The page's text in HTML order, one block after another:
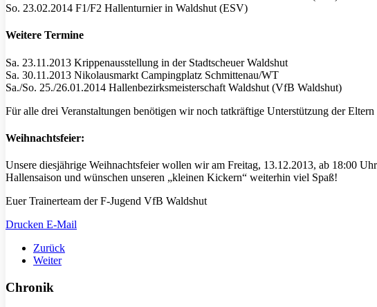
So. 23.02.2014 F1/F2 Hallenturnier in Waldshut (ESV)
Weitere Termine
Sa. 23.11.2013 Krippenausstellung in der Stadtscheuer Waldshut
Sa. 30.11.2013 Nikolausmarkt Campingplatz Schmittenau/WT
Sa./So. 25./26.01.2014 Hallenbezirksmeisterschaft Waldshut (VfB Waldshut)
Für alle drei Veranstaltungen benötigen wir noch tatkräftige Unterstützung der
Weihnachtsfeier:
Unsere diesjährige Weihnachtsfeier wollen wir am Freitag, 13.12.2013, ab 18:00
Hallensaison und wünschen unseren „kleinen Kickern“ weiterhin viel Spaß!
Euer Trainerteam der F-Jugend VfB Waldshut
Drucken E-Mail
Zurück
Weiter
Chronik